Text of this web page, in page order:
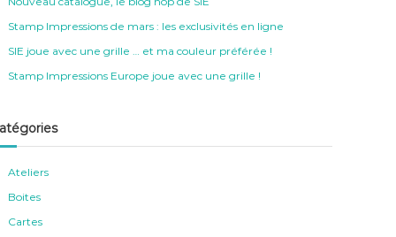
Stamp Impressions de mars : les exclusivités en ligne
SIE joue avec une grille … et ma couleur préférée !
Stamp Impressions Europe joue avec une grille !
Ateliers
Boites
Cartes